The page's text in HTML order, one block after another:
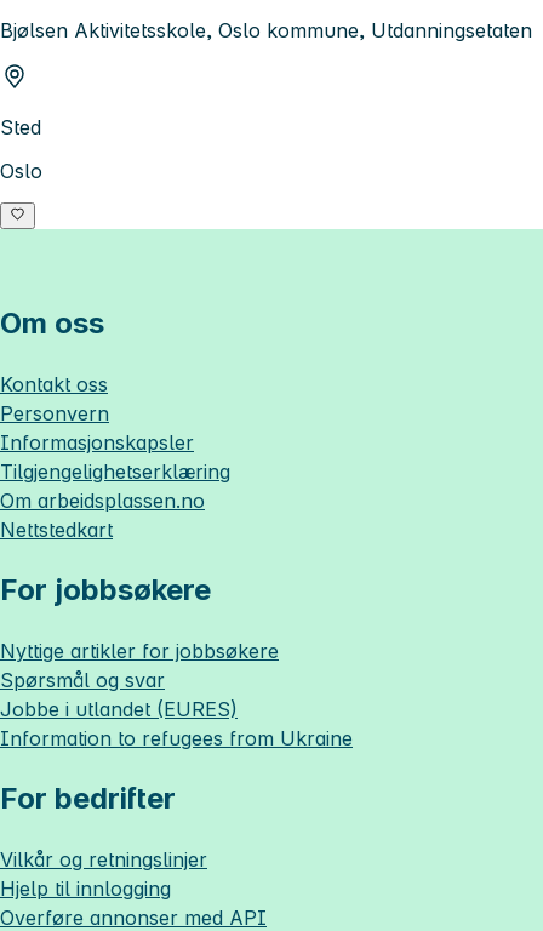
Bjølsen Aktivitetsskole, Oslo kommune, Utdanningsetaten
Sted
Oslo
Om oss
Kontakt oss
Personvern
Informasjonskapsler
Tilgjengelighetserklæring
Om arbeidsplassen.no
Nettstedkart
For jobbsøkere
Nyttige artikler for jobbsøkere
Spørsmål og svar
Jobbe i utlandet (EURES)
Information to refugees from Ukraine
For bedrifter
Vilkår og retningslinjer
Hjelp til innlogging
Overføre annonser med API